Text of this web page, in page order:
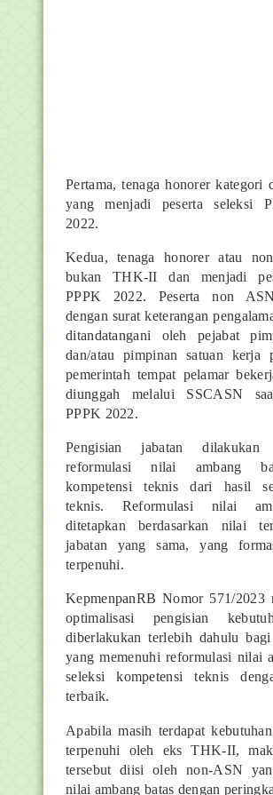
Pertama, tenaga honorer
yang menjadi peserta seleksi
2022.
Kedua, tenaga honorer atau
bukan THK-II dan menjadi
PPPK 2022. Peserta non
dengan surat keterangan
ditandatangani oleh pejabat
dan/atau pimpinan satuan kerja
pemerintah tempat pelamar
diunggah melalui SSCASN
PPPK 2022.
Pengisian jabatan dilakukan
reformulasi nilai ambang
kompetensi teknis dari hasil
teknis. Reformulasi nilai
ditetapkan berdasarkan nilai
jabatan yang sama, yang
terpenuhi.
KepmenpanRB Nomor 571/2023
optimalisasi pengisian
diberlakukan terlebih dahulu
yang memenuhi reformulasi nilai
seleksi kompetensi teknis
terbaik.
Apabila masih terdapat
terpenuhi oleh eks THK-II,
tersebut diisi oleh non-ASN
nilai ambang batas dengan